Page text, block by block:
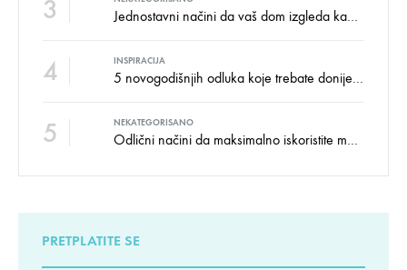
3 Jednostavni načini da vaš dom izgleda kao salon namještaja
4 INSPIRACIJA
5 novogodišnjih odluka koje trebate donijeti u vezi izgleda doma
5 NEKATEGORISANO
Odlični načini da maksimalno iskoristite male prostore
PRETPLATITE SE